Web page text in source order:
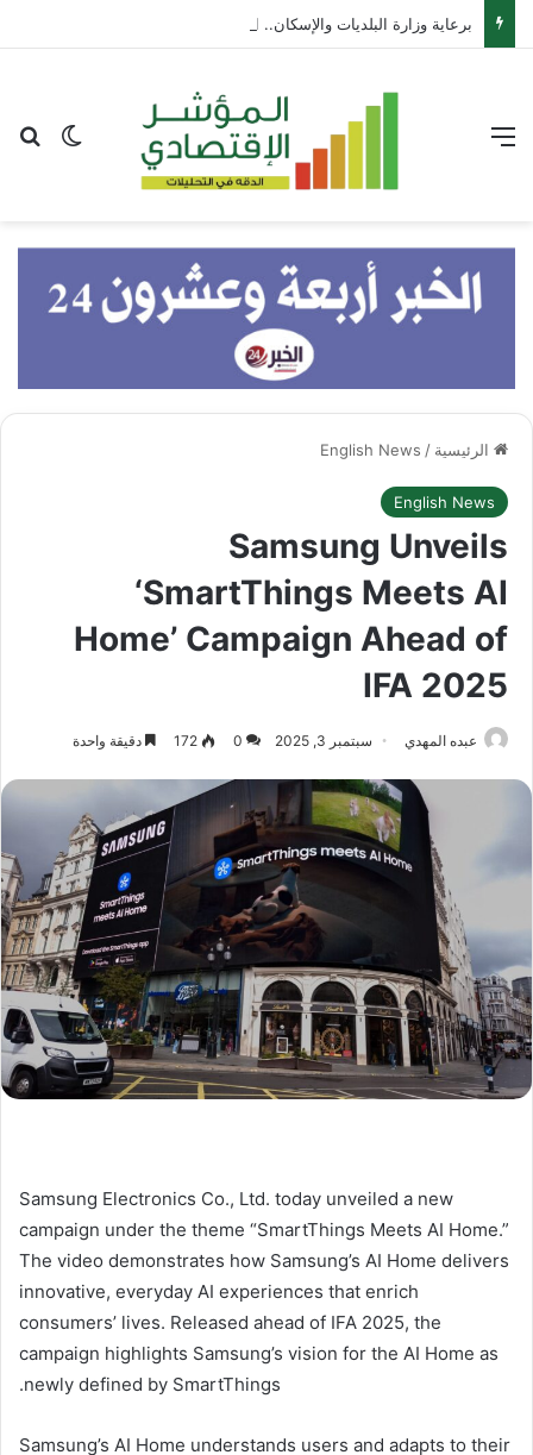
الوضع
الرئيسية /
English News
English News
Samsung Unveils
‘SmartThings Meets AI
Home’ Campaign Ahead of
IFA 2025
عبده المهدي سبتمبر 3, 2025 0
172 دقيقة واحدة
Samsung Electronics Co., Ltd. today unveiled a new
campaign under the theme “SmartThings Meets AI Home.”
The video demonstrates how Samsung’s AI Home delivers
innovative, everyday AI experiences that enrich
consumers’ lives. Released ahead of IFA 2025, the
campaign highlights Samsung’s vision for the AI Home as
newly defined by SmartThings.
Samsung’s AI Home understands users and adapts to their